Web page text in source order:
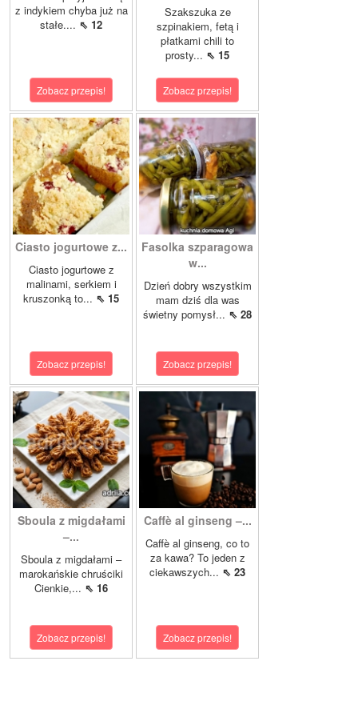
z indykiem chyba już na
stałe.... ⇖ 12
Zobacz przepis!
Szakszuka ze
szpinakiem, fetą i
płatkami chili to
prosty... ⇖ 15
Zobacz przepis!
Ciasto jogurtowe z...
Ciasto jogurtowe z
malinami, serkiem i
kruszonką to... ⇖ 15
Zobacz przepis!
Fasolka szparagowa
w...
Dzień dobry wszystkim
mam dziś dla was
świetny pomysł... ⇖ 28
Zobacz przepis!
Sboula z migdałami
–...
Sboula z migdałami –
marokańskie chruściki
Cienkie,... ⇖ 16
Zobacz przepis!
Caffè al ginseng –...
Caffè al ginseng, co to
za kawa? To jeden z
ciekawszych... ⇖ 23
Zobacz przepis!